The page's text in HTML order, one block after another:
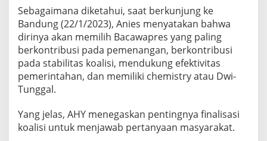
Sebagaimana diketahui, saat berkunjung ke
Bandung (22/1/2023), Anies menyatakan bahwa
dirinya akan memilih Bacawapres yang paling
berkontribusi pada pemenangan, berkontribusi
pada stabilitas koalisi, mendukung efektivitas
pemerintahan, dan memiliki chemistry atau Dwi-
Tunggal.
Yang jelas, AHY menegaskan pentingnya finalisasi
koalisi untuk menjawab pertanyaan masyarakat.